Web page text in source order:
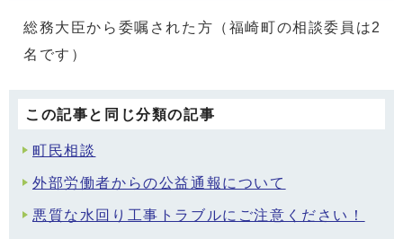
総務大臣から委嘱された方（福崎町の相談委員は2
名です）
この記事と同じ分類の記事
町民相談
外部労働者からの公益通報について
悪質な水回り工事トラブルにご注意ください！